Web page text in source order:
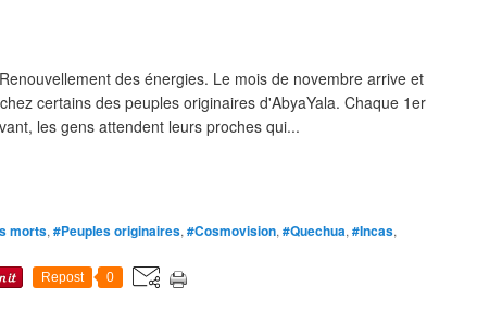
des énergies. Le mois de novembre arrive et
certains des peuples originaires d'AbyaYala. Chaque 1er
les gens attendent leurs proches qui...
morts, #Peuples originaires, #Cosmovision, #Quechua, #Incas,
Repost 0